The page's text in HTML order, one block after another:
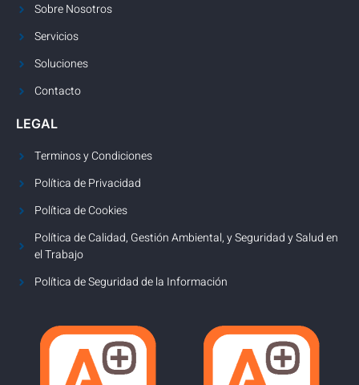
Sobre Nosotros
Servicios
Soluciones
Contacto
LEGAL
Terminos y Condiciones
Política de Privacidad
Política de Cookies
Política de Calidad, Gestión Ambiental, y Seguridad y Salud en
el Trabajo
Política de Seguridad de la Información